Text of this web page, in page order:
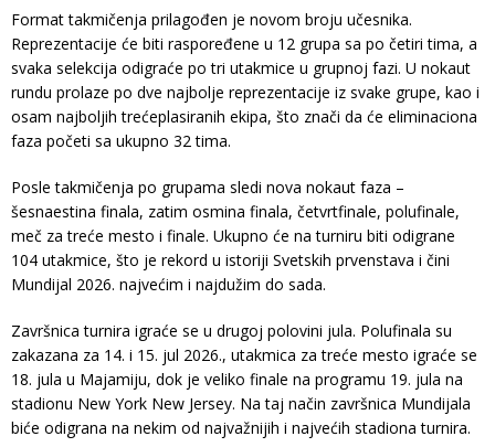
Format takmičenja prilagođen je novom broju učesnika.
Reprezentacije će biti raspoređene u 12 grupa sa po četiri tima, a
svaka selekcija odigraće po tri utakmice u grupnoj fazi. U nokaut
rundu prolaze po dve najbolje reprezentacije iz svake grupe, kao i
osam najboljih trećeplasiranih ekipa, što znači da će eliminaciona
faza početi sa ukupno 32 tima.
Posle takmičenja po grupama sledi nova nokaut faza –
šesnaestina finala, zatim osmina finala, četvrtfinale, polufinale,
meč za treće mesto i finale. Ukupno će na turniru biti odigrane
104 utakmice, što je rekord u istoriji Svetskih prvenstava i čini
Mundijal 2026. najvećim i najdužim do sada.
Završnica turnira igraće se u drugoj polovini jula. Polufinala su
zakazana za 14. i 15. jul 2026., utakmica za treće mesto igraće se
18. jula u Majamiju, dok je veliko finale na programu 19. jula na
stadionu New York New Jersey. Na taj način završnica Mundijala
biće odigrana na nekim od najvažnijih i najvećih stadiona turnira.